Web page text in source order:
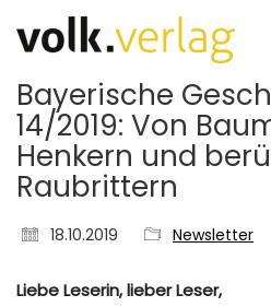
Bayerische
14/2019: Von
Henkern und
Raubrittern
18.10.2019 Newsletter
Liebe Leserin, lieber Leser,